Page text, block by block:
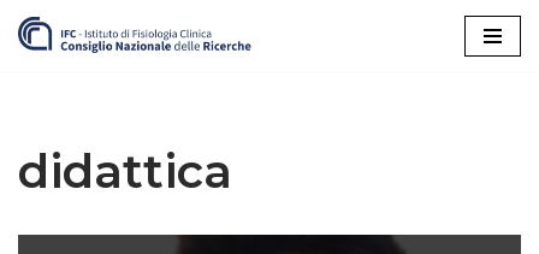
didattica